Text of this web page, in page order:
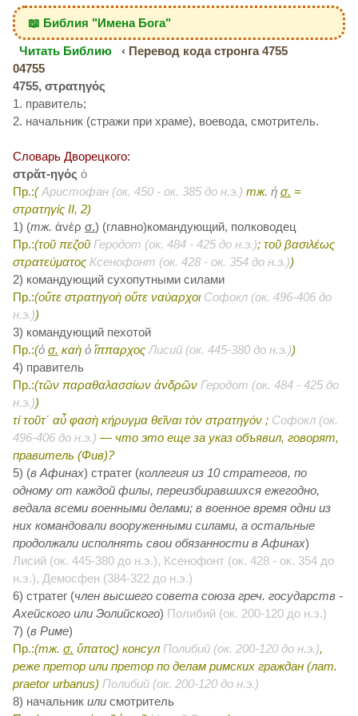
📖 Библия "Имена Бога"
Читать Библию
‹ Перевод кода стронга 4755
04755
4755, στρατηγός
1. правитель;
2. начальник (стражи при храме), воевода, смотритель.
Словарь Дворецкого:
στρᾰτ-ηγός ὁ
Пр.:(Аристофан (ок. 450 - ок. 385 до н.э.) тж. ἡ σ. =
στρατηγίς II, 2)
1) (тж. ἀνέρ σ.) (главно)командующий, полководец
Пр.:(τοῦ πεζοῦ Геродот (ок. 484 - 425 до н.э.); τοῦ βασιλέως
στρατεύματος Ксенофонт (ок. 428 - ок. 354 до н.э.))
2) командующий сухопутными силами
Пр.:(οὔτε στρατηγοὴ οὔτε ναύαρχοι Софокл (ок. 496-406 до
н.э.))
3) командующий пехотой
Пр.:(ὁ σ. καὴ ὁ ἵππαρχος Лисий (ок. 445-380 до н.э.))
4) правитель
Пр.:(τῶν παραθαλασσίων ἀνδρῶν Геродот (ок. 484 - 425 до
н.э.))
τί τοῦτ΄ αὖ φασὴ κήρυγμα θεῖναι τὸν στρατηγόν ; Софокл (ок.
496-406 до н.э.) — что это еще за указ объявил, говорят,
правитель (Фив)?
5) (в Афинах) стратег (коллегия из 10 стратегов, по
одному от каждой филы, переизбиравшихся ежегодно,
ведала всеми военными делами; в военное время одни из
них командовали вооруженными силами, а остальные
продолжали исполнять свои обязанности в Афинах)
Лисий (ок. 445-380 до н.э.), Ксенофонт (ок. 428 - ок. 354 до
н.э.), Демосфен (384-322 до н.э.)
6) стратег (член высшего совета союза греч. государств -
Ахейского или Эолийского) Полибий (ок. 200-120 до н.э.)
7) (в Риме)
Пр.:(тж. σ. ὕπατος) консул Полибий (ок. 200-120 до н.э.),
реже претор или претор по делам римских граждан (лат.
praetor urbanus) Полибий (ок. 200-120 до н.э.)
8) начальник или смотритель